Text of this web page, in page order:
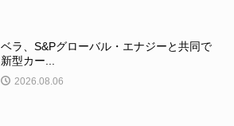
ベラ、S&Pグローバル・エナジーと共同で
新型カー...
2026.08.06